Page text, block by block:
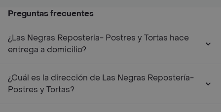
Preguntas frecuentes
¿Las Negras Repostería- Postres y Tortas hace
entrega a domicilio?
¿Cuál es la dirección de Las Negras Repostería-
Postres y Tortas?